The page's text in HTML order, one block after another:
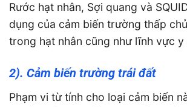
Rước hạt nhân, Sợi quang và
dụng của cảm biến trường thấp
trong hạt nhân cũng như lĩnh vực y
2). Cảm biến trường trái đất
Phạm vi từ tính cho loại cảm biến